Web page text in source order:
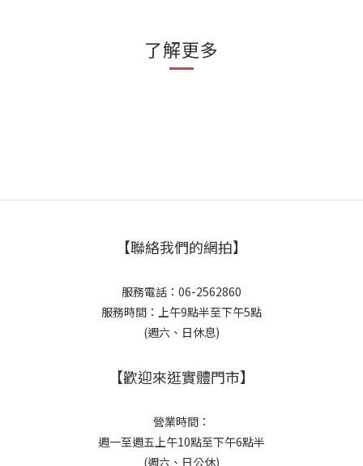
了解更多
【聯絡我們的網拍】
服務電話：06-2562860
服務時間：上午9點半至下午5點
(週六、日休息)
【歡迎來逛實體門市】
營業時間：
週一至週五上午10點至下午6點半
(週六、日公休)